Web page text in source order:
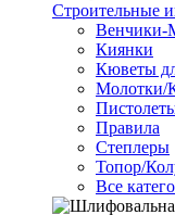
Строительные
Венчики-
Киянки
Кюветы
Молотки/
Правила
Степлеры
Топор/
Все